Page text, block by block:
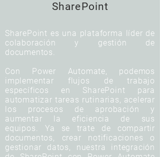
SharePoint
SharePoint es una plataforma líder de
colaboración y gestión de
documentos.
Con Power Automate, podemos
implementar flujos de trabajo
específicos en SharePoint para
automatizar tareas rutinarias, acelerar
los procesos de aprobación y
aumentar la eficiencia de sus
equipos. Ya se trate de compartir
documentos, crear notificaciones o
gestionar datos, nuestra integración